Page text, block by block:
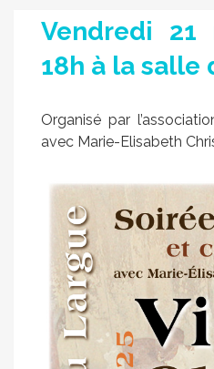
Vendredi 21
18h à la salle
Organisé par
avec Marie-Elisabeth